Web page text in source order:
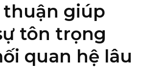
giúp
tôn trọng
quan hệ lâu